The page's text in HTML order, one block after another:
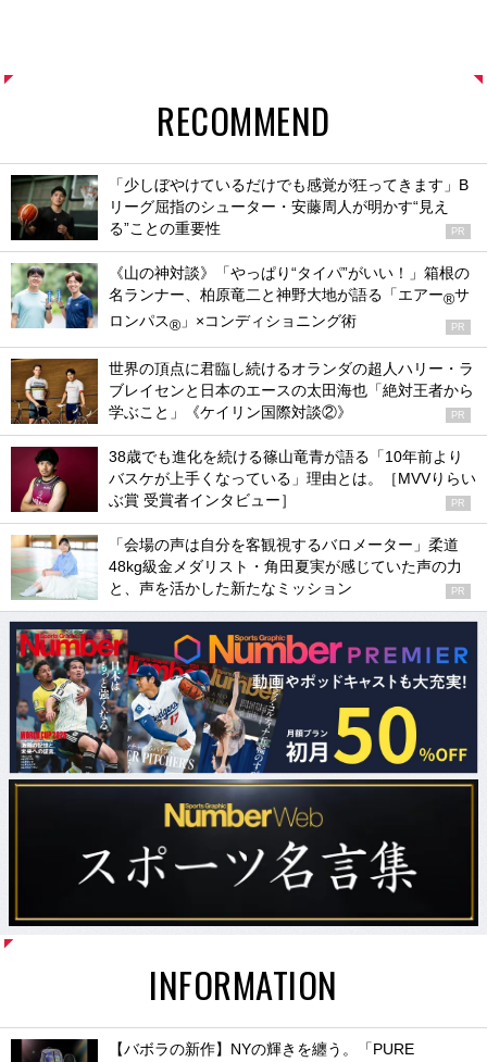
RECOMMEND
「少しぼやけているだけでも感覚が狂ってきます」B
リーグ屈指のシューター・安藤周人が明かす“見え
る”ことの重要性
PR
《山の神対談》「やっぱり“タイパ”がいい！」箱根の
名ランナー、柏原竜二と神野大地が語る「エアー®サ
ロンパス® 」×コンディショニング術 PR
世界の頂点に君臨し続けるオランダの超人ハリー・ラ
ブレイセンと日本のエースの太田海也「絶対王者から
学ぶこと」《ケイリン国際対談②》
PR
38歳でも進化を続ける篠山竜青が語る「10年前より
バスケが上手くなっている」理由とは。［MVVりらい
ぶ賞 受賞者インタビュー］
PR
「会場の声は自分を客観視するバロメーター」柔道
48kg級金メダリスト・角田夏実が感じていた声の力
と、声を活かした新たなミッション
PR
INFORMATION
【バボラの新作】NYの輝きを纏う。「PURE